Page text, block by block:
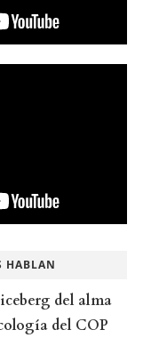
HABLAN
del alma
del COP